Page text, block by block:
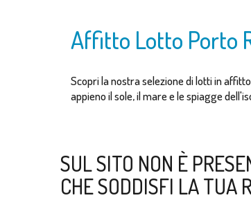
Affitto Lotto Porto
Scopri la nostra selezione di lotti in
appieno il sole, il mare e le spiagge
SUL SITO NON È
CHE SODDISFI LA TUA